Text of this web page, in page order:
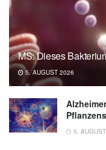
MS: Dieses
5. AUGUST 2026
5.